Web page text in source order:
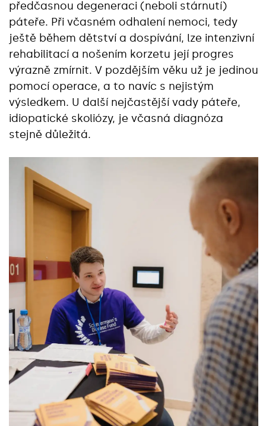
předčasnou degeneraci (neboli stárnutí)
páteře. Při včasném odhalení nemoci, tedy
ještě během dětství a dospívání, lze intenzivní
rehabilitací a nošením korzetu její progres
výrazně zmírnit. V pozdějším věku už je jedinou
pomocí operace, a to navíc s nejistým
výsledkem. U další nejčastější vady páteře,
idiopatické skoliózy, je včasná diagnóza
stejně důležitá.